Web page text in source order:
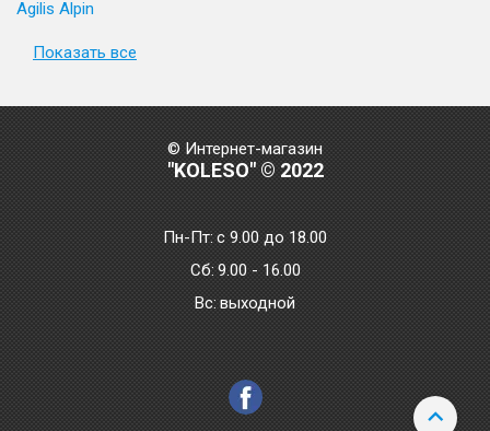
Agilis Alpin
Показать все
© Интернет-магазин
"KOLESO" © 2022
Пн-Пт:с 9.00 до 18.00
Сб: 9.00 - 16.00
Bc: выходной